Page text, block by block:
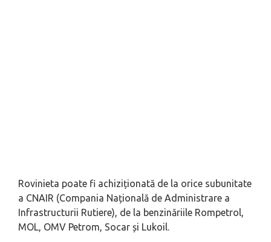
Rovinieta poate fi achiziționată de la orice subunitate
a CNAIR (Compania Națională de Administrare a
Infrastructurii Rutiere), de la benzinăriile Rompetrol,
MOL, OMV Petrom, Socar și Lukoil.